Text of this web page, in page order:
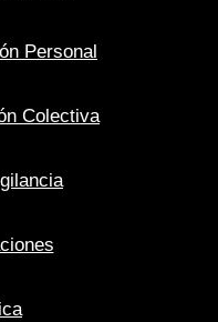
Personal
Colectiva